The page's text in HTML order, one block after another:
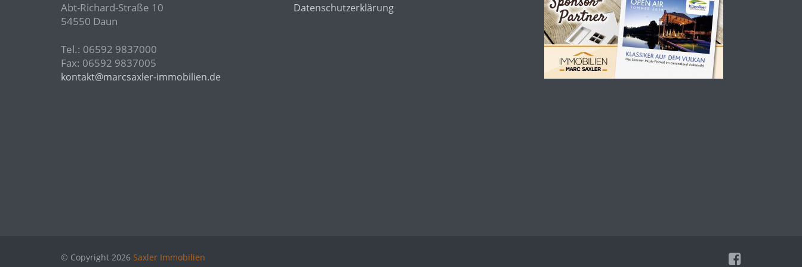
Abt-Richard-Straße 10
54550 Daun
Tel.: 06592 9837000
Fax: 06592 9837005
kontakt@marcsaxler-immobilien.de
Datenschutzerklärung
© Copyright 2026 Saxler Immobilien